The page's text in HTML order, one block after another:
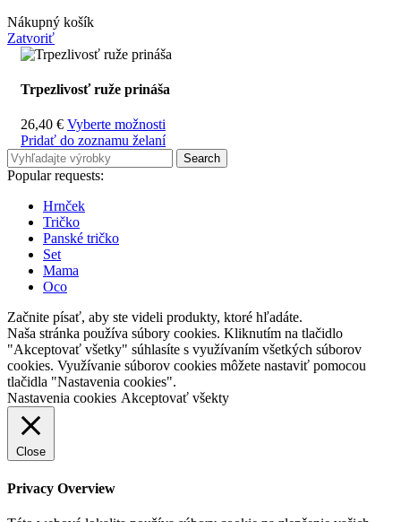
Nákupný košík
Zatvoriť
Trpezlivosť ruže prináša
26,40 € Vyberte možnosti
Pridať do zoznamu želaní
Search
Popular requests:
Hrnček
Tričko
Panské tričko
Set
Mama
Oco
Začnite písať, aby ste videli produkty, ktoré hľadáte.
Naša stránka používa súbory cookies. Kliknutím na tlačidlo
"Akceptovať všetky" súhlasíte s využívaním všetkých súborov
cookies. Využívanie súborov cookies môžete nastaviť pomocou
tlačidla "Nastavenia cookies".
Nastavenia cookies Akceptovať všekty
Close
Privacy Overview